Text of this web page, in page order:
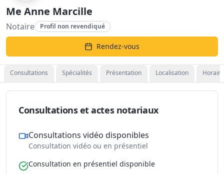
Me Anne Marcille
Notaire Profil non revendiqué
Rendez-vous
Consultations Spécialités Présentation Localisation
Consultations et actes notariaux
Consultations vidéo disponibles
Consultation vidéo ou en présentiel
Consultation en présentiel disponible